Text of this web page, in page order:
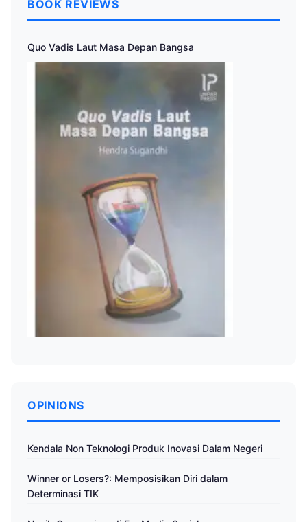
BOOK REVIEWS
Quo Vadis Laut Masa Depan Bangsa
OPINIONS
Kendala Non Teknologi Produk Inovasi Dalam Negeri
Winner or Losers?: Memposisikan Diri dalam
Determinasi TIK